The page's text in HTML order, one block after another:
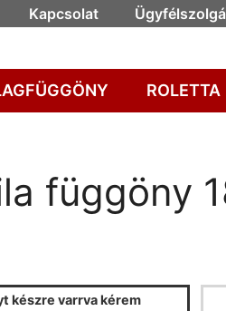
Kapcsolat
ROLETTA
függöny
készre varrva kérem